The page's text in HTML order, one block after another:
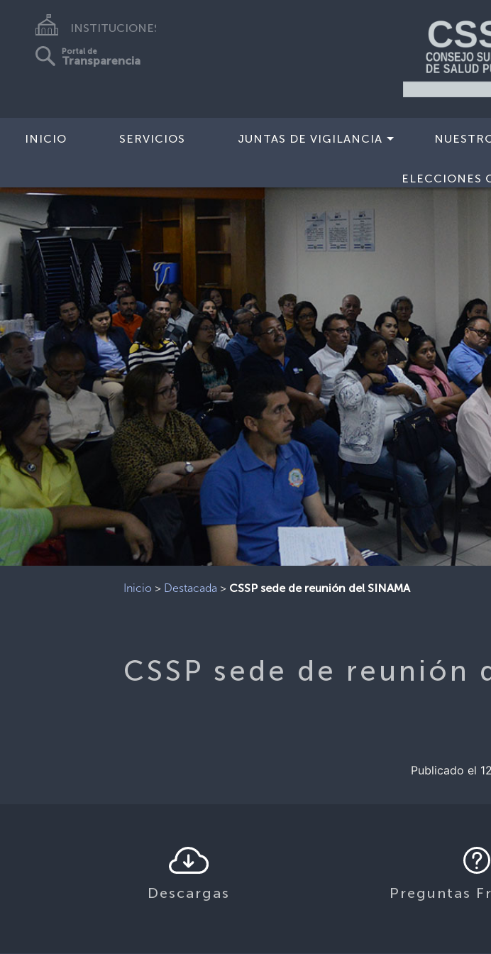
INSTITUCIONES
Portal de
Transparencia
INICIO SERVICIOS JUNTAS DE VIGILANCIA
ELECCIONES
Inicio > Destacada > CSSP sede de reunión del SINAMA
CSSP sede de reunión
Publicado el
Descargas Preguntas